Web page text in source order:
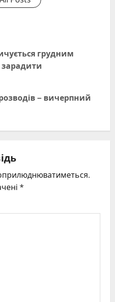
грудним
– вичерпний
*